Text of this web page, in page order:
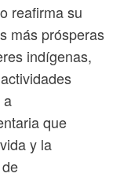
reafirma su
más prósperas
indígenas,
a
que
y la